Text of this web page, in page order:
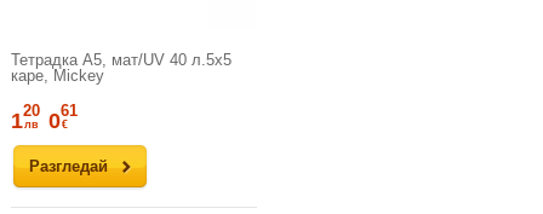
Тетрадка А5, мат/UV 40 л.5х5
каре, Mickey
Разгледай
120
лв 061
€